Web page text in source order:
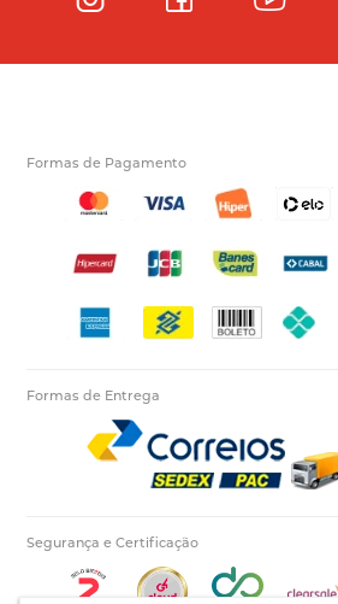
Formas de Pagamento
Formas de Entrega
Segurança e Certificação